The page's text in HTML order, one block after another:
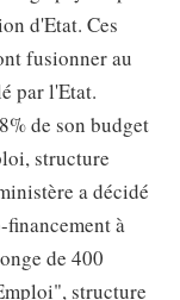
d'Etat. Ces
fusionner au
par l'Etat.
de son budget
structure
a décidé
à
de 400
structure